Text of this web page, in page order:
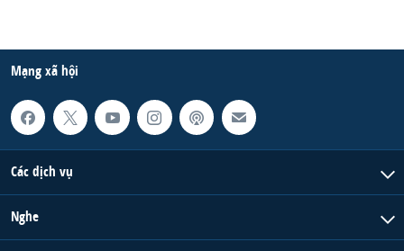
Mạng xã hội
Các dịch vụ
Nghe